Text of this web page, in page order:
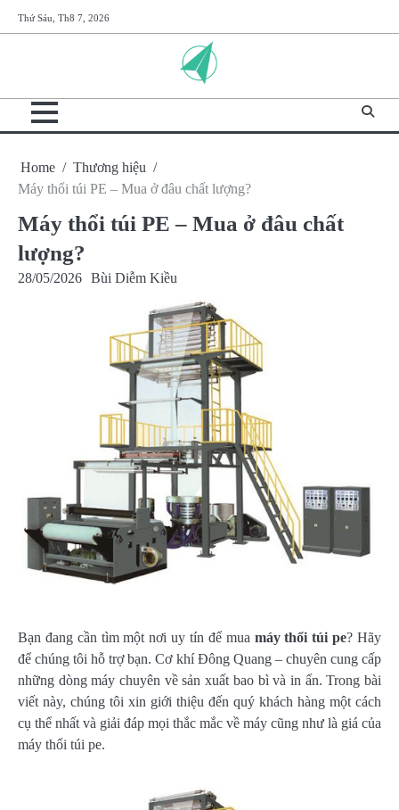
to
Thứ Sáu, Th8 7, 2026
Home
Thương hiệu
Máy thổi túi PE – Mua ở đâu chất lượng?
Máy thổi túi PE – Mua ở đâu chất
lượng?
28/05/2026 Bùi Diễm Kiều
Bạn đang cần tìm một nơi uy tín để mua máy thổi túi pe? Hãy
để chúng tôi hỗ trợ bạn. Cơ khí Đông Quang – chuyên cung cấp
những dòng máy chuyên về sản xuất bao bì và in ấn. Trong bài
viết này, chúng tôi xin giới thiệu đến quý khách hàng một cách
cụ thể nhất và giải đáp mọi thắc mắc về máy cũng như là giá của
máy thổi túi pe.